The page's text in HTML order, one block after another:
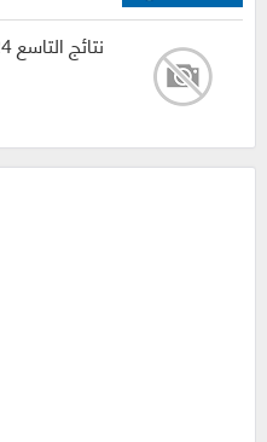
نتائج التاسع 2024